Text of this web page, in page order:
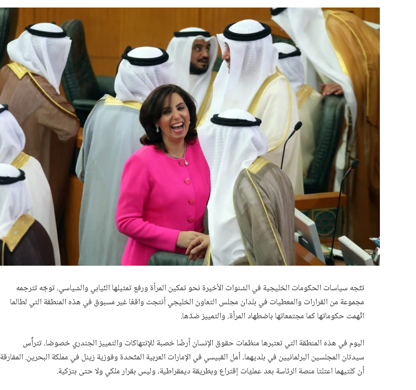
تتّجه سياسات الحكومات الخليجية في السّنوات الأخيرة نحو تمكين المرأة ورفع تمثيلها النّيابي والسّياسي، توجّه تترجمه
مجموعة من القرارات والمعطيات في بلدان مجلس التعاون الخليجي أنتجت واقعًا غير مسبوق في هذه المنطقة التي لطالما
اتّهمت حكوماتها كما مجتمعاتها باضطهاد المرأة، والتمييز ضدّها.
اليوم في هذه المنطقة التي تعتبرها منظمات حقوق الإنسان أرضًا خصبة للإنتهاكات والتمييز الجندري خصوصًا، تترأّس
سيدتان المجلسين البرلمانيين في بلديهما، أمل القبيسي في الإمارات العربية المتّحدة وفوزية زينل في مملكة البحرين. المفارقة
أن كلتيهما اعتلتا منصة الرئاسة بعد عمليّات إقتراع وبطريقة ديمقراطية، وليس بقرار ملكي ولا حتى بتزكية.